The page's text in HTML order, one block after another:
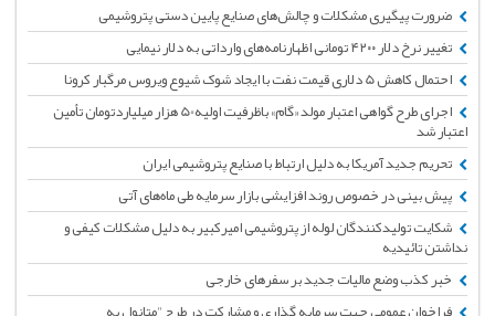
ضرورت پیگیری مشکلات و چالش‌های صنایع پایین دستی پتروشیمی
تغییر نرخ دلار ۴۲۰۰ تومانی اظهارنامه‌های وارداتی به دلار نیمایی
احتمال کاهش 5 دلاری قیمت نفت با ایجاد شوک شیوع ویروس مرگبار کرونا
اجرای طرح گواهی اعتبار مولد «گام» باظرفیت اولیه50 هزار میلیاردتومان تأمین
اعتبار شد
تحریم جدید آمریکا به دلیل ارتباط با صنایع پتروشیمی ایران
پیش بینی در خصوص روند افزایشی بازار سرمایه طی ماه‌های آتی
شکایت تولیدکنندگان لوله از پتروشیمی امیرکبیر به دلیل مشکلات کیفی و
نداشتن تائیدیه
خبر کذب وضع مالیات جدید بر سفرهای خارجی